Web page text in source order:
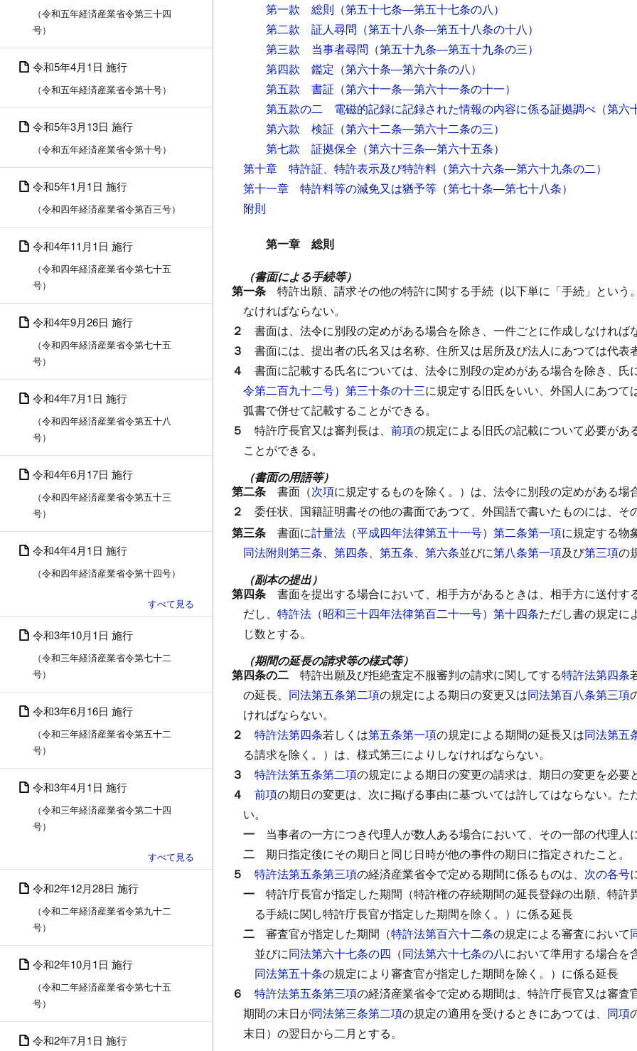
（令和五年経済産業省令第三十四
号）
令和5年4月1日 施行
（令和五年経済産業省令第十号）
令和5年3月13日 施行
（令和五年経済産業省令第十号）
令和5年1月1日 施行
（令和四年経済産業省令第百三号）
令和4年11月1日 施行
（令和四年経済産業省令第七十五
号）
令和4年9月26日 施行
（令和四年経済産業省令第七十五
号）
令和4年7月1日 施行
（令和四年経済産業省令第五十八
号）
令和4年6月17日 施行
（令和四年経済産業省令第五十三
号）
令和4年4月1日 施行
（令和四年経済産業省令第十四号）
令和3年10月1日 施行
（令和三年経済産業省令第七十二
号）
令和3年6月16日 施行
（令和三年経済産業省令第五十二
号）
令和3年4月1日 施行
（令和三年経済産業省令第二十四
号）
令和2年12月28日 施行
（令和二年経済産業省令第九十二
号）
令和2年10月1日 施行
（令和二年経済産業省令第七十五
号）
令和2年7月1日 施行
第一款 総則 （第五十七条―第五十七条の八）
第二款 証人尋問 （第五十八条―第五十八条の十八）
第三款 当事者尋問 （第五十九条―第五十九条の三）
第四款 鑑定 （第六十条―第六十条の八）
第五款 書証 （第六十一条―第六十一条の十一）
第五款の二 電磁的記録に記録された情報の内容に係る証拠調べ （第
第六款 検証 （第六十二条―第六十二条の三）
第七款 証拠保全 （第六十三条―第六十五条）
第十章 特許証、特許表示及び特許料 （第六十六条―第六十九条の二）
第十一章 特許料等の減免又は猶予等 （第七十条―第七十八条）
附則
第一章 総則
（書面による手続等）
第一条 特許出願、請求その他の特許に関する手続（以下単に「手続」とい
なければならない。
２ 書面は、法令に別段の定めがある場合を除き、一件ごとに作成しなければ
３ 書面には、提出者の氏名又は名称、住所又は居所及び法人にあつては代表
４ 書面に記載する氏名については、法令に別段の定めがある場合を除き、氏
令第二百九十二号）第三十条の十三に規定する旧氏をいい、外国人にあつ
弧書で併せて記載することができる。
５ 特許庁長官又は審判長は、 前項の規定による旧氏の記載について必要が
ことができる。
（書面の用語等）
第二条 書面（次項に規定するものを除く。）は、法令に別段の定めがある場
２ 委任状、国籍証明書その他の書面であつて、外国語で書いたものには、そ
第三条 書面に計量法（平成四年法律第五十一号）第二条第一項に規定する物
同法附則第三条、 第四条、 第五条、 第六条並びに第八条第一項及び第三項の
（副本の提出）
第四条 書面を提出する場合において、相手方があるときは、相手方に送付す
だし、 特許法（昭和三十四年法律第百二十一号）第十四条ただし書の規定に
じ数とする。
（期間の延長の請求等の様式等）
第四条の二 特許出願及び拒絶査定不服審判の請求に関してする特許法第四条
の延長、 同法第五条第二項の規定による期日の変更又は同法第百八条第三項
ければならない。
２ 特許法第四条若しくは第五条第一項の規定による期間の延長又は同法第五
る請求を除く。）は、様式第三によりしなければならない。
３ 特許法第五条第二項の規定による期日の変更の請求は、期日の変更を必要
４ 前項の期日の変更は、次に掲げる事由に基づいては許してはならない。 た
い。
一 当事者の一方につき代理人が数人ある場合において、その一部の代理人
二 期日指定後にその期日と同じ日時が他の事件の期日に指定されたこと。
５ 特許法第五条第三項の経済産業省令で定める期間に係るものは、 次の各号
一 特許庁長官が指定した期間（特許権の存続期間の延長登録の出願、特
る手続に関し特許庁長官が指定した期間を除く。）に係る延長
二 審査官が指定した期間（特許法第百六十二条の規定による審査において
並びに同法第六十七条の四 （同法第六十七条の八において準用する場合を
同法第五十条の規定により審査官が指定した期間を除く。）に係る延長
６ 特許法第五条第三項の経済産業省令で定める期間は、特許庁長官又は審
期間の末日が同法第三条第二項の規定の適用を受けるときにあつては、 同項
末日）の翌日から二月とする。